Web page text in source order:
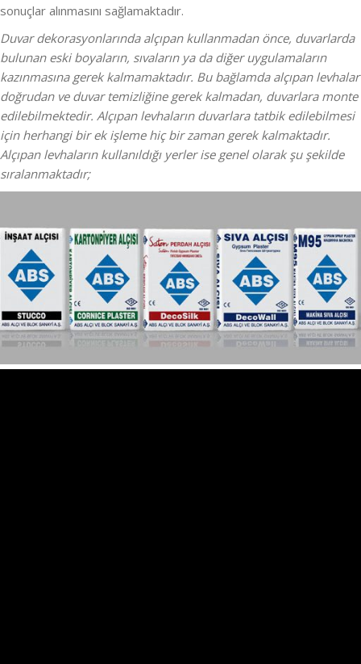
sonuçlar alınmasını sağlamaktadır.
Duvar dekorasyonlarında alçıpan kullanmadan önce, duvarlarda
bulunan eski boyaların, sıvaların ya da diğer uygulamaların
kazınmasına gerek kalmamaktadır. Bu bağlamda alçıpan levhalar
doğrudan ve duvar temizliğine gerek kalmadan, duvarlara monte
edilebilmektedir. Alçıpan levhaların duvarlara tatbik edilebilmesi
için herhangi bir ek işleme hiç bir zaman gerek kalmaktadır.
Alçıpan levhaların kullanıldığı yerler ise genel olarak şu şekilde
sıralanmaktadır;